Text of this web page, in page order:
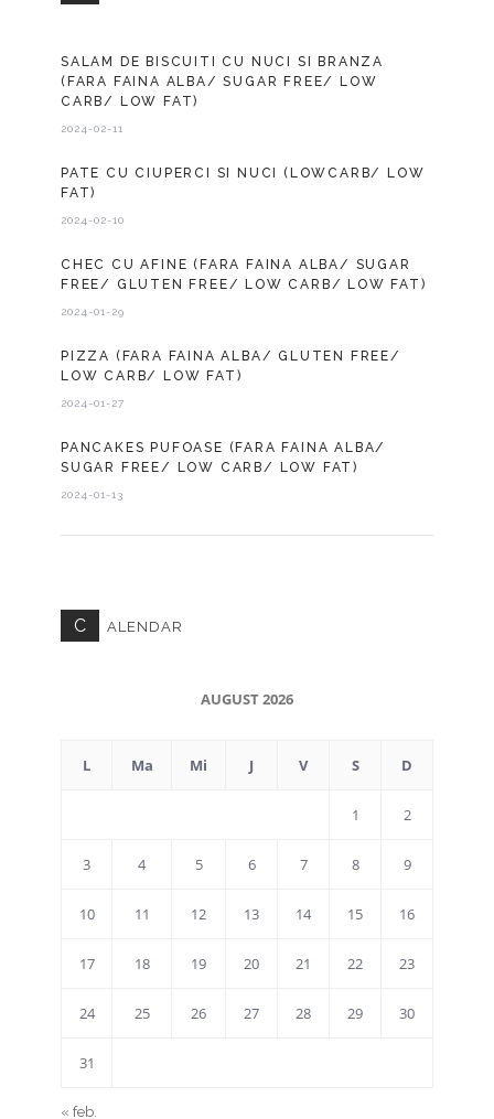
SALAM DE BISCUITI CU NUCI SI BRANZA
(FARA FAINA ALBA/ SUGAR FREE/ LOW
CARB/ LOW FAT)
2024-02-11
PATE CU CIUPERCI SI NUCI (LOWCARB/ LOW
FAT)
2024-02-10
CHEC CU AFINE (FARA FAINA ALBA/ SUGAR
FREE/ GLUTEN FREE/ LOW CARB/ LOW FAT)
2024-01-29
PIZZA (FARA FAINA ALBA/ GLUTEN FREE/
LOW CARB/ LOW FAT)
2024-01-27
PANCAKES PUFOASE (FARA FAINA ALBA/
SUGAR FREE/ LOW CARB/ LOW FAT)
2024-01-13
C ALENDAR
AUGUST 2026
L Ma Mi J V S D
1 2
3 4 5 6 7 8 9
10 11 12 13 14 15 16
17 18 19 20 21 22 23
24 25 26 27 28 29 30
31
« feb.